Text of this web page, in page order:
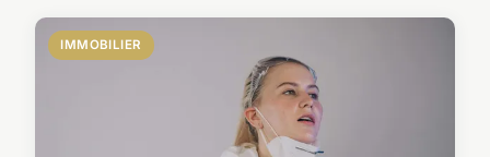
IMMOBILIER